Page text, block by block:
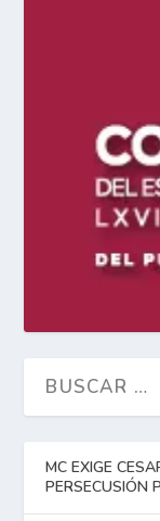
MC EXIGE
PERSECUSIÓN